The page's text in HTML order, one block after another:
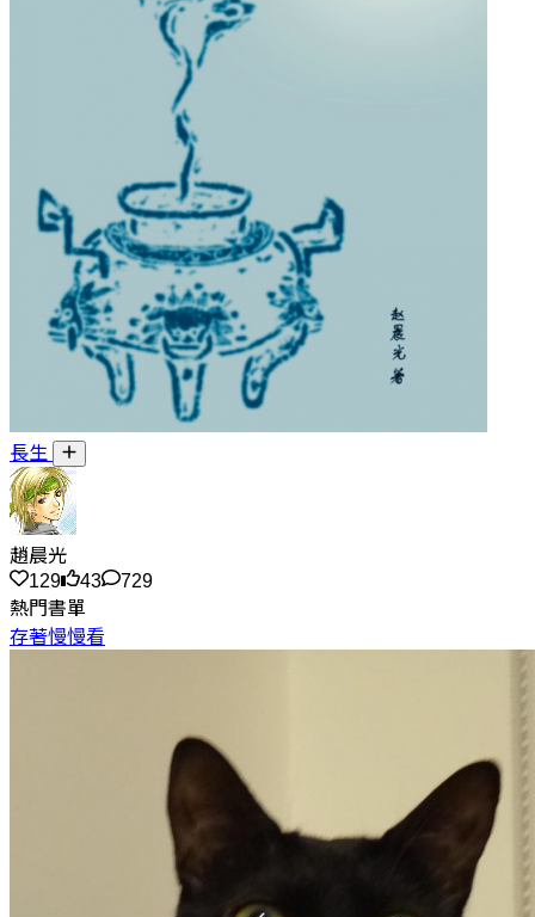
長生
趙晨光
129
43
729
熱門書單
存著慢慢看